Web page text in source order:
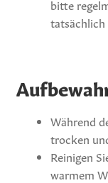
bitte
tatsächlich
Während
trocken
Reinigen
warmem